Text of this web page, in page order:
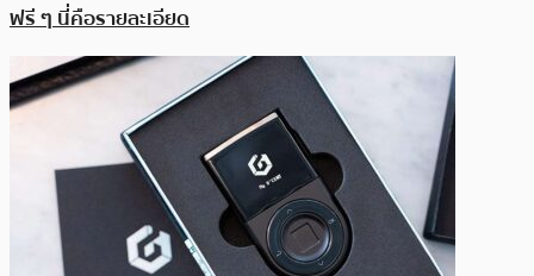
ฟรี ๆ นี่คือรายละเอียด